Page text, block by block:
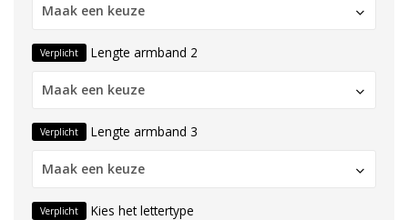
Maak een keuze
Verplicht Lengte armband 2
Maak een keuze
Verplicht Lengte armband 3
Maak een keuze
Verplicht Kies het lettertype